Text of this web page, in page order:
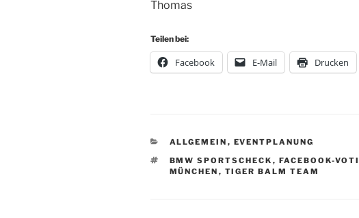
Thomas
Teilen bei:
Facebook E-Mail Drucken
KATEGORIEN
ALLGEMEIN , EVENTPLANUNG
SCHLAGWÖRTER
BMW SPORTSCHECK , FACEBOOK-
MÜNCHEN , TIGER BALM TEAM